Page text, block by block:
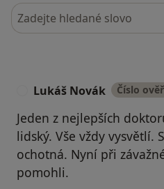
Hledejte v názorech
Lukáš Novák Číslo
Jeden z nejlepších
lidský. Vše vždy vysvětlí.
ochotná. Nyní při
pomohli.